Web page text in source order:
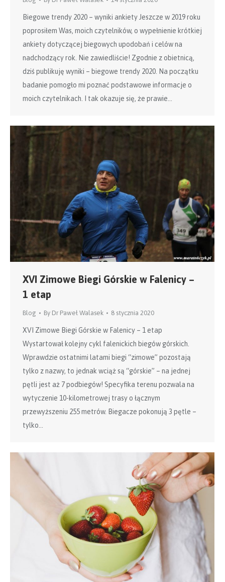
Biegowe trendy 2020 – wyniki ankiety Jeszcze w 2019 roku
poprosiłem Was, moich czytelników, o wypełnienie krótkiej
ankiety dotyczącej biegowych upodobań i celów na
nadchodzący rok. Nie zawiedliście! Zgodnie z obietnicą,
dziś publikuję wyniki – biegowe trendy 2020. Na początku
badanie pomogło mi poznać podstawowe informacje o
moich czytelnikach. I tak okazuje się, że prawie…
XVI Zimowe Biegi Górskie w Falenicy –
1 etap
Blog By Dr Paweł Walasek 8 stycznia 2020
XVI Zimowe Biegi Górskie w Falenicy – 1 etap
Wystartował kolejny cykl falenickich biegów górskich.
Wprawdzie ostatnimi latami biegi “zimowe” pozostają
tylko z nazwy, to jednak wciąż są “górskie” – na jednej
pętli jest aż 7 podbiegów! Specyfika terenu pozwala na
wytyczenie 10-kilometrowej trasy o łącznym
przewyższeniu 255 metrów. Biegacze pokonują 3 pętle –
tylko…